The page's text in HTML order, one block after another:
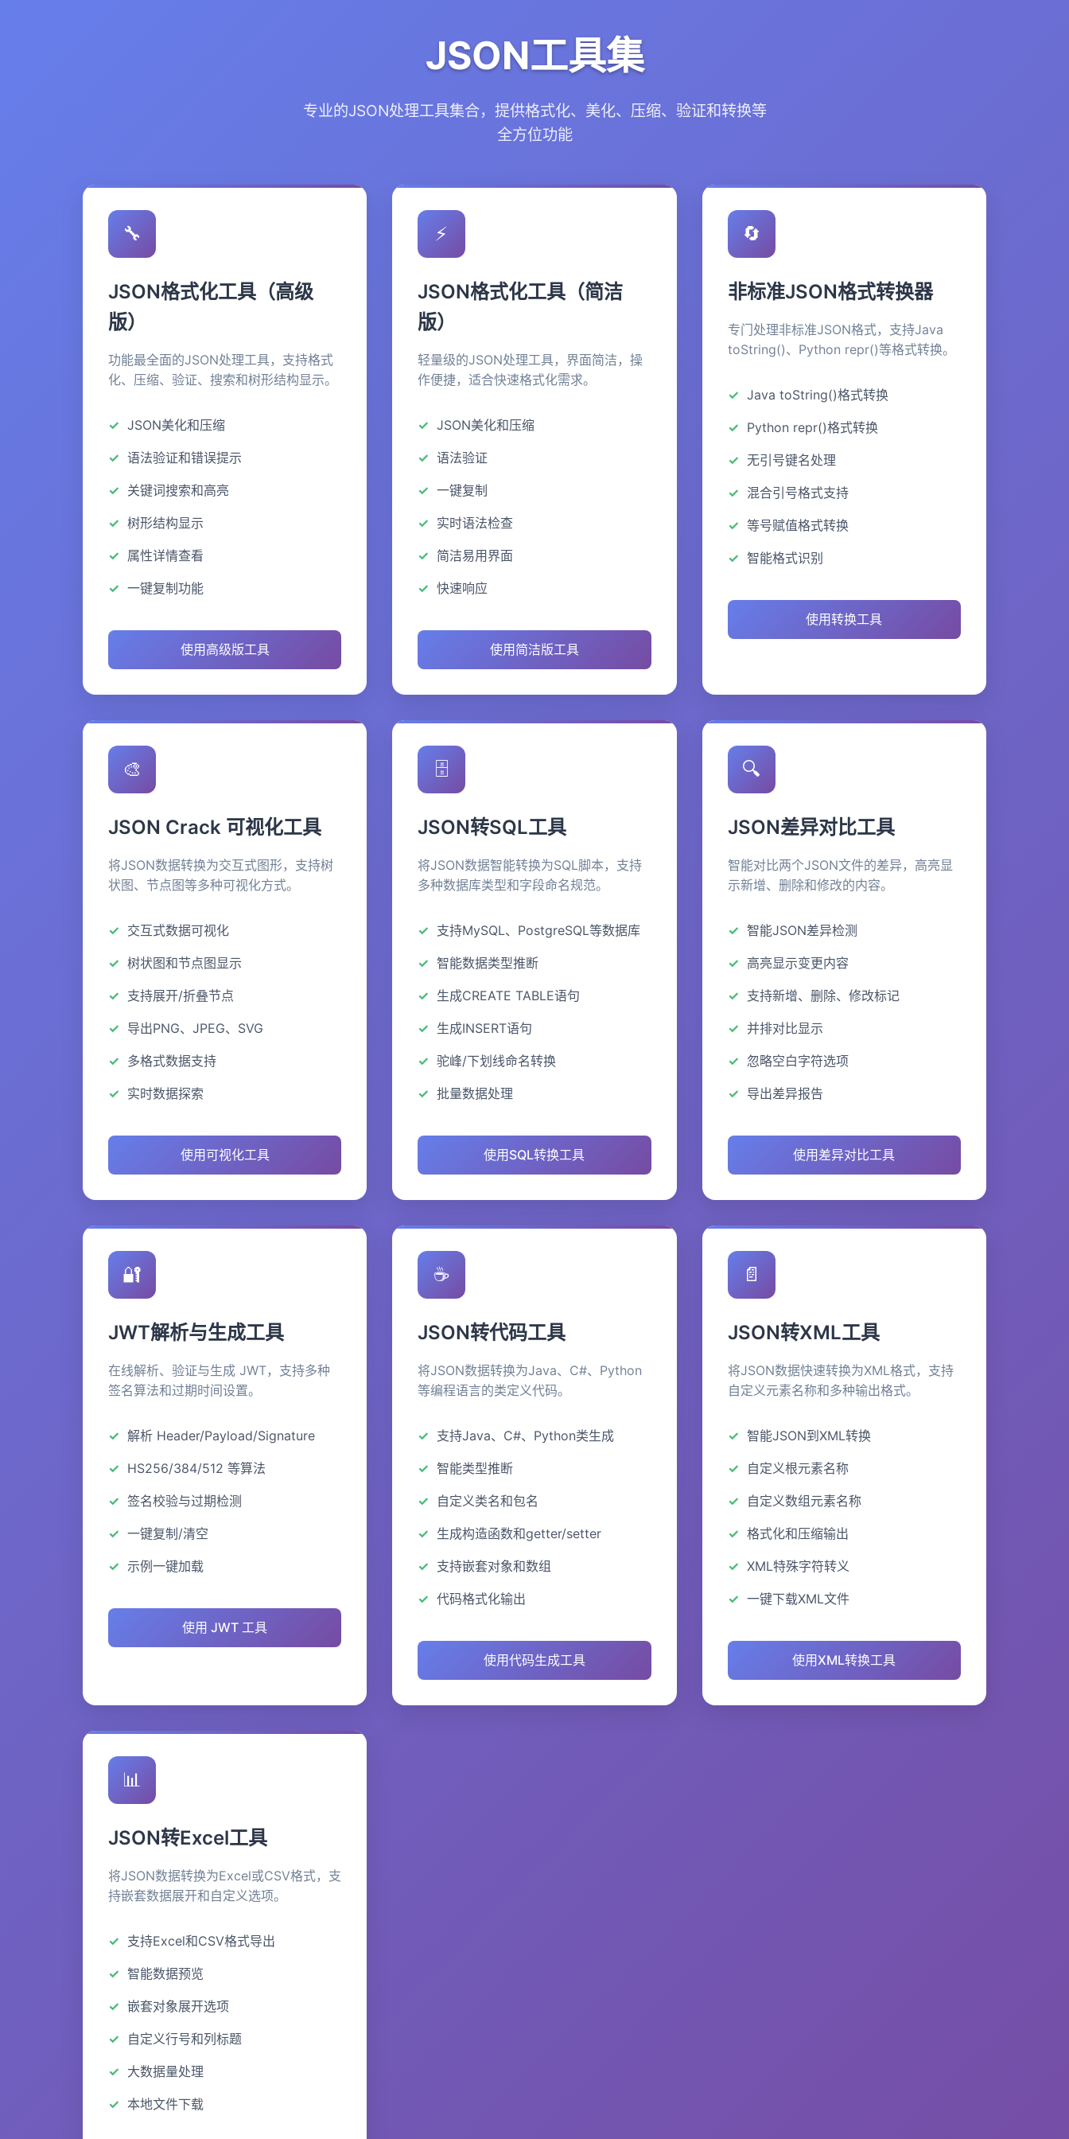
JSON工具集
专业的JSON处理工具集合，提供格式化、美化、压缩、验证和转换等
全方位功能
🔧
JSON格式化工具（高级
版）
功能最全面的JSON处理工具，支持格式
化、压缩、验证、搜索和树形结构显示。
JSON美化和压缩
语法验证和错误提示
关键词搜索和高亮
树形结构显示
属性详情查看
一键复制功能
使用高级版工具
⚡
JSON格式化工具（简洁
版）
轻量级的JSON处理工具，界面简洁，操
作便捷，适合快速格式化需求。
JSON美化和压缩
语法验证
一键复制
实时语法检查
简洁易用界面
快速响应
使用简洁版工具
🔄
非标准JSON格式转换器
专门处理非标准JSON格式，支持Java
toString()、Python repr()等格式转换。
Java toString()格式转换
Python repr()格式转换
无引号键名处理
混合引号格式支持
等号赋值格式转换
智能格式识别
使用转换工具
🎨
JSON Crack 可视化工具
将JSON数据转换为交互式图形，支持树
状图、节点图等多种可视化方式。
交互式数据可视化
树状图和节点图显示
支持展开/折叠节点
导出PNG、JPEG、SVG
多格式数据支持
实时数据探索
使用可视化工具
🗄️
JSON转SQL工具
将JSON数据智能转换为SQL脚本，支持
多种数据库类型和字段命名规范。
支持MySQL、PostgreSQL等数据库
智能数据类型推断
生成CREATE TABLE语句
生成INSERT语句
驼峰/下划线命名转换
批量数据处理
使用SQL转换工具
🔍
JSON差异对比工具
智能对比两个JSON文件的差异，高亮显
示新增、删除和修改的内容。
智能JSON差异检测
高亮显示变更内容
支持新增、删除、修改标记
并排对比显示
忽略空白字符选项
导出差异报告
使用差异对比工具
🔐
JWT解析与生成工具
在线解析、验证与生成 JWT，支持多种
签名算法和过期时间设置。
解析 Header/Payload/Signature
HS256/384/512 等算法
签名校验与过期检测
一键复制/清空
示例一键加载
使用 JWT 工具
☕
JSON转代码工具
将JSON数据转换为Java、C#、Python
等编程语言的类定义代码。
支持Java、C#、Python类生成
智能类型推断
自定义类名和包名
生成构造函数和getter/setter
支持嵌套对象和数组
代码格式化输出
使用代码生成工具
📄
JSON转XML工具
将JSON数据快速转换为XML格式，支持
自定义元素名称和多种输出格式。
智能JSON到XML转换
自定义根元素名称
自定义数组元素名称
格式化和压缩输出
XML特殊字符转义
一键下载XML文件
使用XML转换工具
📊
JSON转Excel工具
将JSON数据转换为Excel或CSV格式，支
持嵌套数据展开和自定义选项。
支持Excel和CSV格式导出
智能数据预览
嵌套对象展开选项
自定义行号和列标题
大数据量处理
本地文件下载